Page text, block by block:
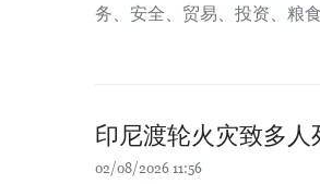
务、安全、贸易、投资、粮
印尼渡轮火灾致多人
02/08/2026 11:56